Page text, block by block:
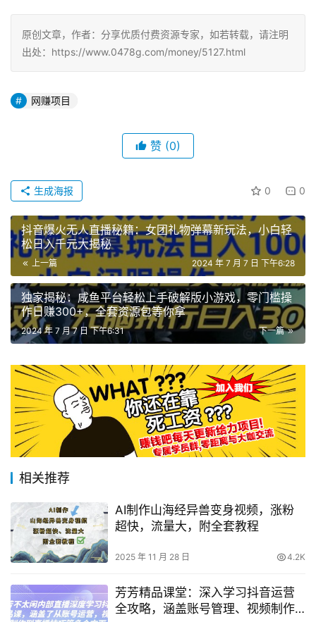
原创文章，作者：分享优质付费资源专家，如若转载，请注明
出处：https://www.0478g.com/money/5127.html
网赚项目
赞 (0)
0 0
生成海报
抖音爆火无人直播秘籍：女团礼物弹幕新玩法，小白轻
松日入千元大揭秘
上一篇 2024 年 7 月 7 日 下午6:28
独家揭秘：咸鱼平台轻松上手破解版小游戏，零门槛操
作日赚300+，全套资源包等你拿
下一篇
2024 年 7 月 7 日 下午6:31
相关推荐
AI制作山海经异兽变身视频，涨粉
超快，流量大，附全套教程
2025 年 11 月 28 日 4.2K
芳芳精品课堂：深入学习抖音运营
全攻略，涵盖账号管理、视频制作